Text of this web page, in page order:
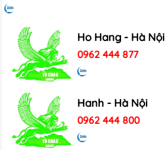
Ho Hang - Hà Nội
0962 444 877
Hanh - Hà Nội
0962 444 800